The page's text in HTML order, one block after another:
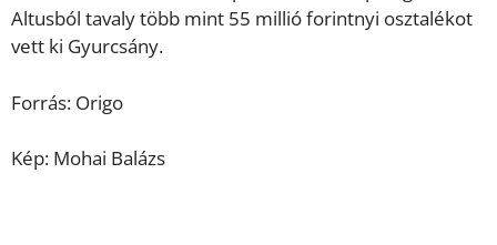
Altusból tavaly több mint 55 millió forintnyi osztalékot
vett ki Gyurcsány.
Forrás: Origo
Kép: Mohai Balázs